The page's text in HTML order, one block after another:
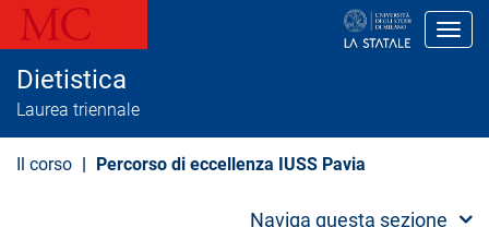
l
c
Dietistica
Laurea triennale
Il corso Percorso di eccellenza IUSS Pavia
Naviga questa sezione